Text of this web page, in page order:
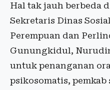
Hal tak jauh berbeda
Sekretaris Dinas
Perempuan dan
Gunungkidul,
untuk penanganan
psikosomatis,